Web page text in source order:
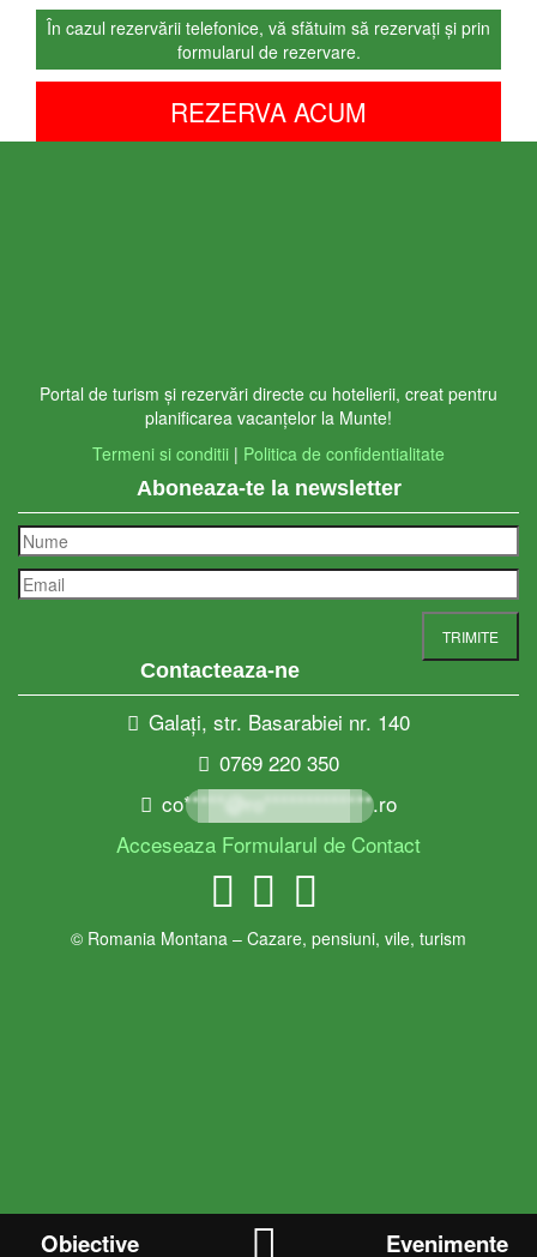
În cazul rezervării telefonice, vă sfătuim să rezervați și prin
formularul de rezervare.
REZERVA ACUM
Portal de turism și rezervări directe cu hotelierii, creat pentru
planificarea vacanțelor la Munte!
Termeni si conditii | Politica de confidentialitate
Aboneaza-te la newsletter
Contacteaza-ne
Galați, str. Basarabiei nr. 140
0769 220 350
co*****@ro*************.ro
Acceseaza Formularul de Contact
© Romania Montana – Cazare, pensiuni, vile, turism
Obiective Evenimente